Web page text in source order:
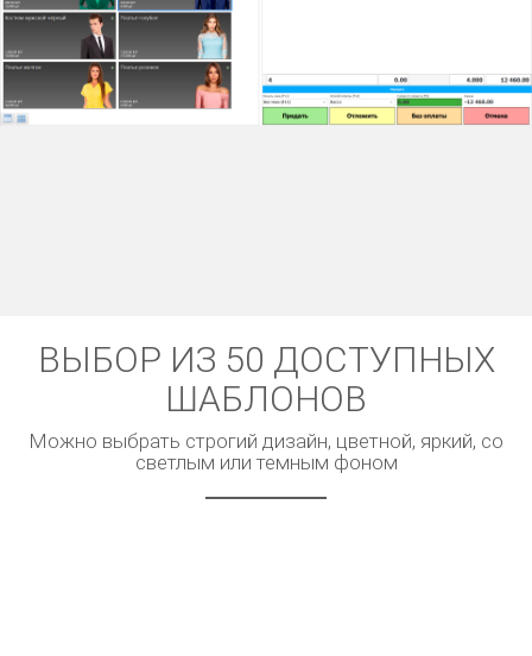
ВЫБОР ИЗ 50 ДОСТУПНЫХ
ШАБЛОНОВ
Можно выбрать строгий дизайн, цветной, яркий, со
светлым или темным фоном